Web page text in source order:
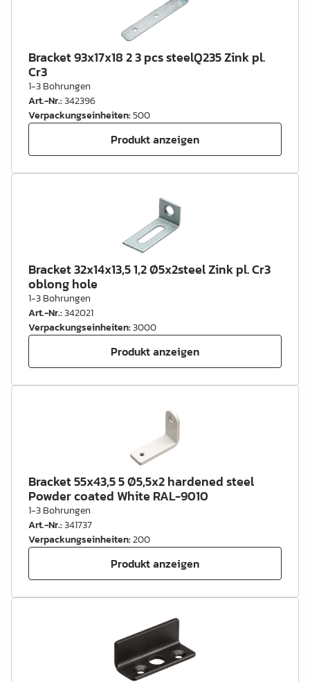
Bracket 93x17x18 2 3 pcs steelQ235 Zink pl.
Cr3
1-3 Bohrungen
Art.-Nr.:342396
Verpackungseinheiten:500
Produkt anzeigen
Bracket 32x14x13,5 1,2 Ø5x2steel Zink pl. Cr3
oblong hole
1-3 Bohrungen
Art.-Nr.:342021
Verpackungseinheiten:3000
Produkt anzeigen
Bracket 55x43,5 5 Ø5,5x2 hardened steel
Powder coated White RAL-9010
1-3 Bohrungen
Art.-Nr.:341737
Verpackungseinheiten:200
Produkt anzeigen